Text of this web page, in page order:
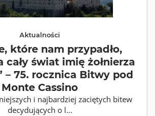
Aktualności
które nam przypadło,
cały świat imię żołnierza
– 75. rocznica Bitwy pod
Monte Cassino
i najbardziej zaciętych bitew
decydujących o l...